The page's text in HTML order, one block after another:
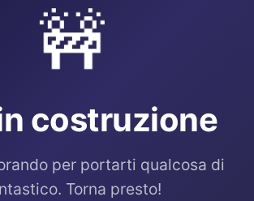
🚧
costruzione
per portarti qualcosa di
Torna presto!